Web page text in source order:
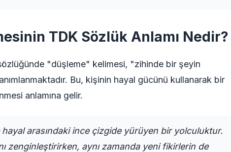
TDK Sözlük Anlamı Nedir?
"düşleme" kelimesi, "zihinde bir şeyin
Bu, kişinin hayal gücünü kullanarak bir
anlamına gelir.
arasındaki ince çizgide yürüyen bir yolculuktur.
zenginleştirirken, aynı zamanda yeni fikirlerin de